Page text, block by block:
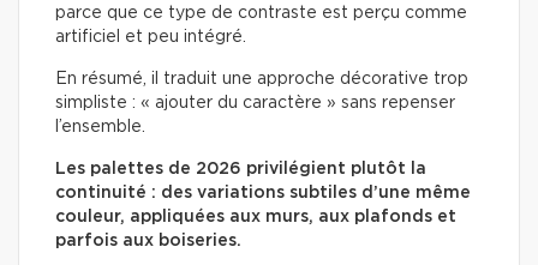
parce que ce type de contraste est perçu comme
artificiel et peu intégré.
En résumé, il traduit une approche décorative trop
simpliste : « ajouter du caractère » sans repenser
l’ensemble.
Les palettes de 2026 privilégient plutôt la
continuité : des variations subtiles d’une même
couleur, appliquées aux murs, aux plafonds et
parfois aux boiseries.